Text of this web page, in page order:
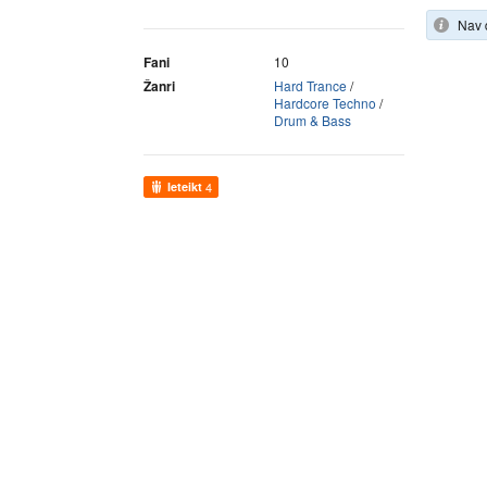
Fani 10
Žanri Hard Trance /
Hardcore Techno /
Drum & Bass
Ieteikt 4
Nav